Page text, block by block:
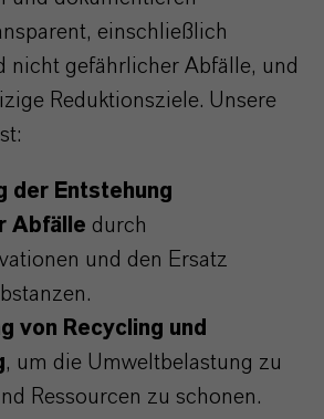
einschließlich
nicht gefährlicher Abfälle, und
Reduktionsziele. Unsere
der Entstehung
Abfälle durch
und den Ersatz
von Recycling und
, um die Umweltbelastung zu
Ressourcen zu schonen.